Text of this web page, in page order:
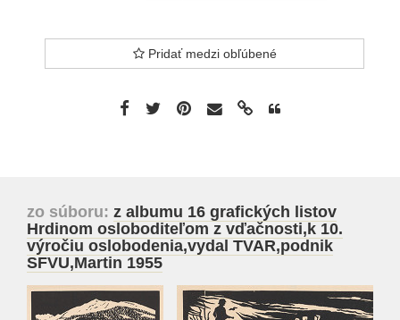
Pridať medzi obľúbené
zo súboru: z albumu 16 grafických listov
Hrdinom osloboditeľom z vďačnosti,k 10.
výročiu oslobodenia,vydal TVAR,podnik
SFVU,Martin 1955